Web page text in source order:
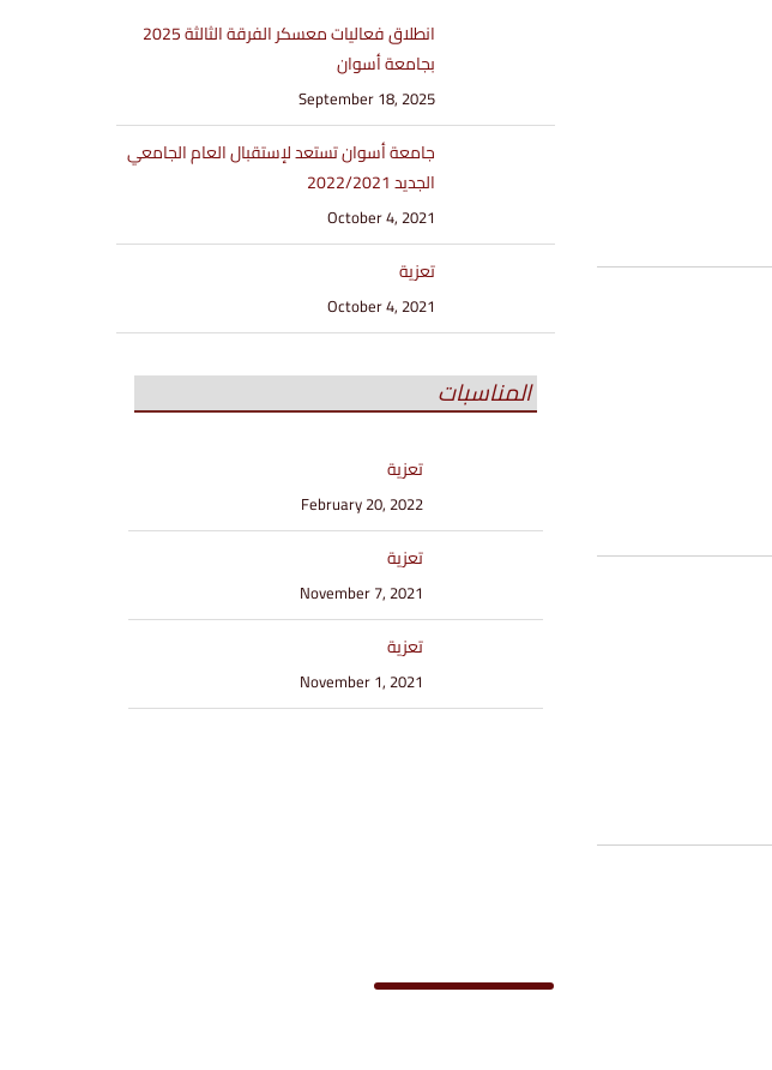
انطلاق فعاليات معسكر الفرقة الثالثة 2025
بجامعة أسوان
September 18, 2025
جامعة أسوان تستعد لإستقبال العام الجامعي
الجديد 2022/2021
October 4, 2021
تعزية
October 4, 2021
المناسبات
تعزية
February 20, 2022
تعزية
November 7, 2021
تعزية
November 1, 2021